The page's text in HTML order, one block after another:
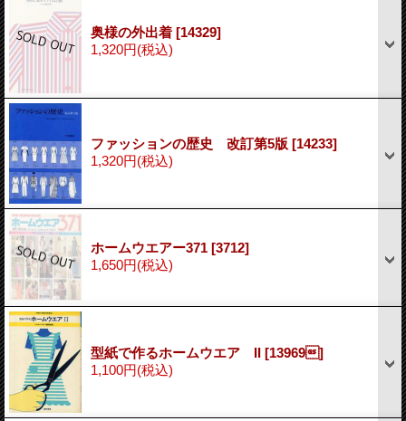
奥様の外出着 [14329]
1,320円(税込)
ファッションの歴史 改訂第5版 [14233]
1,320円(税込)
ホームウエアー371 [3712]
1,650円(税込)
型紙で作るホームウエア II [13969]
1,100円(税込)